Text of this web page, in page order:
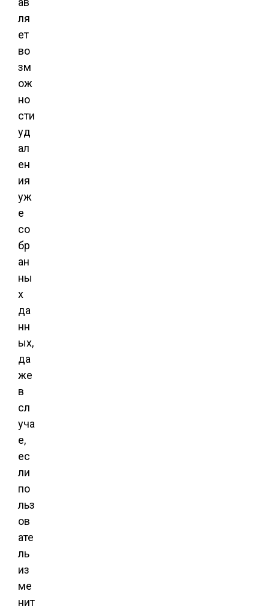
ля
ет
во
зм
ож
но
сти
уд
ал
ен
ия
уж
е
со
бр
ан
ны
х
да
нн
ых,
да
же
в
сл
уча
е,
ес
ли
по
льз
ов
ате
ль
из
ме
нит